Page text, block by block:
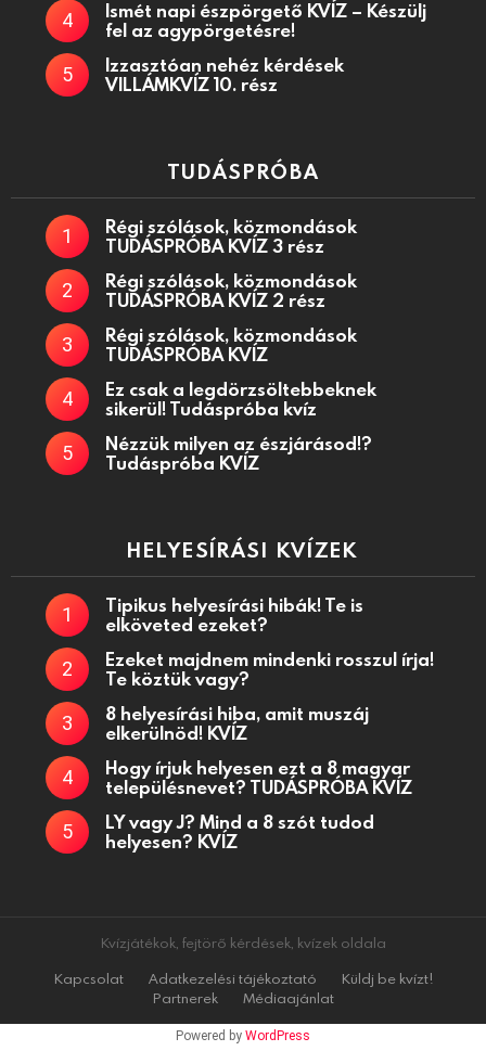
Ismét napi észpörgető KVÍZ – Készülj
fel az agypörgetésre!
Izzasztóan nehéz kérdések
VILLÁMKVÍZ 10. rész
TUDÁSPRÓBA
Régi szólások, közmondások
TUDÁSPRÓBA KVÍZ 3 rész
Régi szólások, közmondások
TUDÁSPRÓBA KVÍZ 2 rész
Régi szólások, közmondások
TUDÁSPRÓBA KVÍZ
Ez csak a legdörzsöltebbeknek
sikerül! Tudáspróba kvíz
Nézzük milyen az észjárásod!?
Tudáspróba KVÍZ
HELYESÍRÁSI KVÍZEK
Tipikus helyesírási hibák! Te is
elköveted ezeket?
Ezeket majdnem mindenki rosszul írja!
Te köztük vagy?
8 helyesírási hiba, amit muszáj
elkerülnöd! KVÍZ
Hogy írjuk helyesen ezt a 8 magyar
településnevet? TUDÁSPRÓBA KVÍZ
LY vagy J? Mind a 8 szót tudod
helyesen? KVÍZ
Kvízjátékok, fejtörő kérdések, kvízek oldala
Kapcsolat
Adatkezelési tájékoztató
Küldj be kvízt!
Partnerek
Médiaajánlat
Powered by WordPress